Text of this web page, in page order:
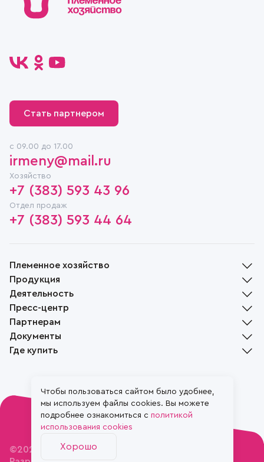
Стать партнером
c 09.00 до 17.00
irmeny@mail.ru
Хозяйство
+7 (383) 593 43 96
Отдел продаж
+7 (383) 593 44 64
Племенное хозяйство
Руководство
Награды
Социальная ответственность
Музей
Вакансии
Продукция
Мясная продукция
Хлебобулочная продукция
Растениеводство
Племенной скот
Деятельность
Животноводство
Переработка
Реализация
Пресс-центр
СМИ о нас
Жизнь села
Партнерам
Документы
Где купить
©2026. ЗАО племзавод «Ирмень»
Чтобы пользоваться сайтом было удобнее,
мы используем файлы cookies. Вы можете
подробнее ознакомиться с политикой
использования cookies
Хорошо